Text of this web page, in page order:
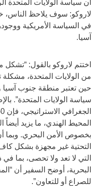
أن سياسة الولايات المتحدة
لاروكو: سوف يلاحظ الناس،
في السياسة الأمريكية
آسيا.
اختتم لاروكو بالقول:
من الولايات المتحدة،
حين تعتبر منطقة جنوب
سياسة الولايات المتحدة”.
المحيط الهندي، ما يزيد أيضاً
بخصوص الأمن البحري. وبما
التحتية غير مجهزة بشكل
التي لا تعد ولا تحصى، بما في
البحرية، أوضح السفير أن
للصراع أو للتعاون”.